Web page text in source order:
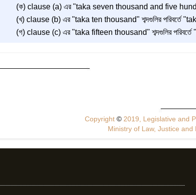
(ক) clause (a) এর "taka seven thousand and five hundred"
(খ) clause (b) এর "taka ten thousand" শব্দগুলির পরিবর্তে
(গ) clause (c) এর "taka fifteen thousand" শব্দগুলির পরিবর্তে
Copyright© 2019, Legislative and
Ministry of Law, Justice and